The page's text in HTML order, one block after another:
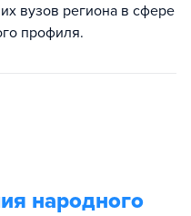
вузов региона в сфере
профиля.
народного